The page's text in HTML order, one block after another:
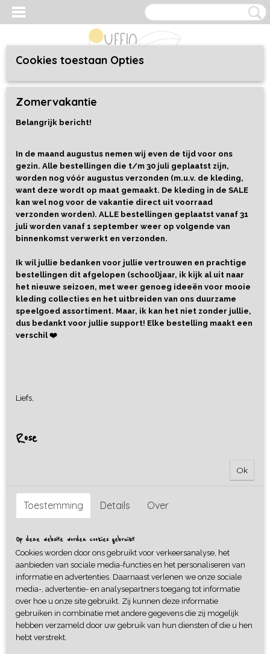
Cookies toestaan Opties
Zomervakantie
Belangrijk bericht!
In de maand augustus nemen wij even de tijd voor ons
gezin. Alle bestellingen die t/m 30 juli geplaatst zijn,
worden nog vóór augustus verzonden (m.u.v. de kleding,
want deze wordt op maat gemaakt. De kleding in de SALE
kan wel nog voor de vakantie direct uit voorraad
verzonden worden). ALLE bestellingen geplaatst vanaf 31
juli worden vanaf 1 september weer op volgende van
binnenkomst verwerkt en verzonden.
Ik wil jullie bedanken voor jullie vertrouwen en prachtige
bestellingen dit afgelopen (school)jaar, ik kijk al uit naar
het nieuwe seizoen, met weer genoeg ideeën voor mooie
kleding collecties en het uitbreiden van ons duurzame
speelgoed assortiment. Maar, ik kan het niet zonder jullie,
dus bedankt voor jullie support! Elke bestelling maakt een
verschil ❤️
Liefs,
Rose
Ok
Toestemming Details Over
Op deze website worden cookies gebruikt
Cookies worden door ons gebruikt voor verkeersanalyse, het
aanbieden van sociale media-functies en het personaliseren van
informatie en advertenties. Daarnaast verlenen we onze sociale
media-, advertentie- en analysepartners toegang tot informatie
over hoe u onze site gebruikt. Zij kunnen deze informatie
gebruiken in combinatie met andere gegevens die zij mogelijk
hebben verzameld door uw gebruik van hun diensten of die u hen
hebt verstrekt.